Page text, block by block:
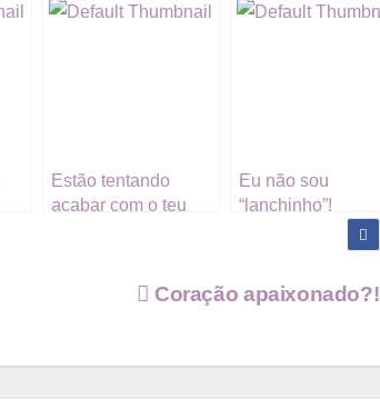
Estão tentando
acabar com o teu
Eu não sou
“lanchinho”!
Coração apaixonado?!